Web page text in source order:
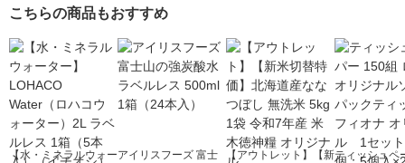
こちらの商品もおすすめ
【水・ミネラルウォーアイリスフーズ 富士
【アウトレット】【新ティッシュペ